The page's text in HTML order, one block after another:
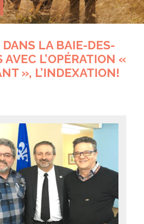
LA BAIE-DES-
L’OPÉRATION «
», L’INDEXATION!